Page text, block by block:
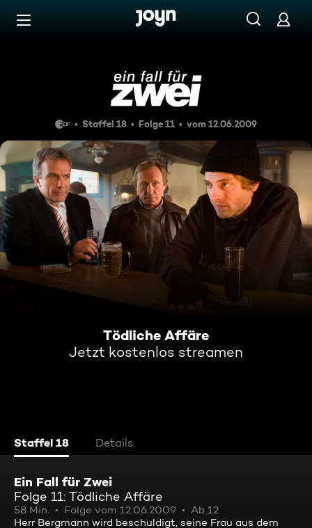
Zum Inhalt springen
Tödliche Affäre
Staffel 18 Folge 11 vom 12.06.2009
Tödliche Affäre
Jetzt kostenlos streamen
Staffel 18 Details
Ein Fall für Zwei
Folge 11: Tödliche Affäre
58 Min. Folge vom 12.06.2009
Ab 12
Herr Bergmann wird beschuldigt, seine Frau aus dem